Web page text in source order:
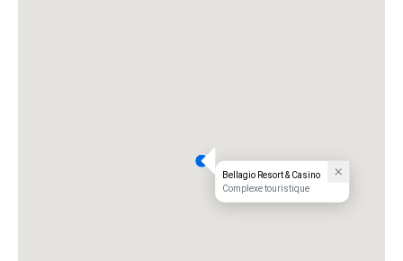
Bellagio Resort & Casino
Complexe touristique